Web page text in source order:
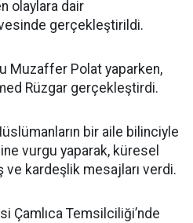
olaylara dair
gerçekleştirildi.
Muzaffer Polat yaparken,
Rüzgar gerçekleştirdi.
bir aile bilinciyle
vurgu yaparak, küresel
ve kardeşlik mesajları verdi.
Çamlıca Temsilciliği’nde